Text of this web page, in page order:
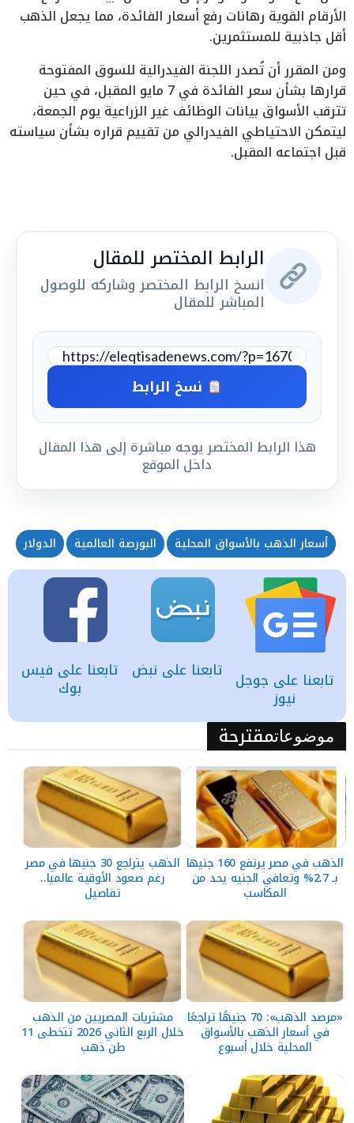
الأرقام القوية رهانات رفع أسعار الفائدة، مما يجعل الذهب
أقل جاذبية للمستثمرين.
ومن المقرر أن تُصدر اللجنة الفيدرالية للسوق المفتوحة
قرارها بشأن سعر الفائدة في 7 مايو المقبل، في حين
تترقب الأسواق بيانات الوظائف غير الزراعية يوم الجمعة،
ليتمكن الاحتياطي الفيدرالي من تقييم قراره بشأن سياسته
قبل اجتماعه المقبل.
الرابط المختصر للمقال
انسخ الرابط المختصر وشاركه للوصول
المباشر للمقال
نسخ الرابط
هذا الرابط المختصر يوجه مباشرة إلى هذا المقال
داخل الموقع
أسعار الذهب بالأسواق المحلية البورصة العالمية الدولار
تابعنا على فيس
بوك
تابعنا على نبض تابعنا على جوجل
نيوز
موضوعاتمقترحة
الذهب في مصر يرتفع 160 جنيها
بـ 2.7% وتعافي الجنيه يحد من
المكاسب
الذهب يتراجع 30 جنيها في مصر
رغم صعود الأوقية عالميا..
تفاصيل
«مرصد الذهب»: 70 جنيهًا تراجعًا
في أسعار الذهب بالأسواق
المحلية خلال أسبوع
مشتريات المصريين من الذهب
خلال الربع الثاني 2026 تتخطى 11
طن ذهب